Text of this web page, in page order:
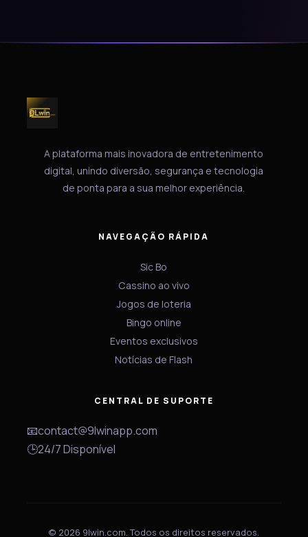
A plataforma mais inovadora de entretenimento
digital, unindo diversão, segurança e tecnologia
de ponta para a sua melhor experiência.
NAVEGAÇÃO RÁPIDA
Sic Bo
Cassino ao vivo
Jogos de loteria
Bingo online
Eventos exclusivos
Notícias de Flash
CENTRAL DE SUPORTE
📧contact@9lwinapp.com
🕒24/7 Disponível
© 2026 9lwin.com. Todos os direitos reservados.